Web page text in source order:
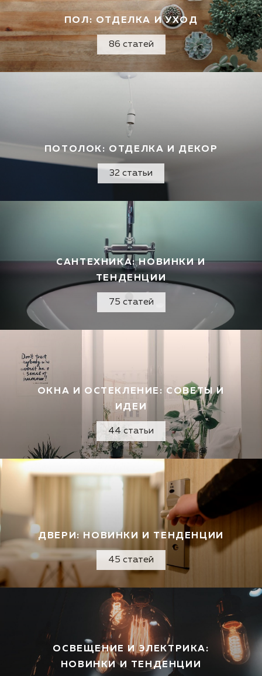
ПОЛ: ОТДЕЛКА И УХОД
86 статей
ПОТОЛОК: ОТДЕЛКА И ДЕКОР
32 статьи
САНТЕХНИКА: НОВИНКИ И
ТЕНДЕНЦИИ
75 статей
ОКНА И ОСТЕКЛЕНИЕ: СОВЕТЫ И
ИДЕИ
44 статьи
ДВЕРИ: НОВИНКИ И ТЕНДЕНЦИИ
45 статей
ОСВЕЩЕНИЕ И ЭЛЕКТРИКА:
НОВИНКИ И ТЕНДЕНЦИИ